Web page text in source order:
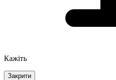
Кажіть
Закрити